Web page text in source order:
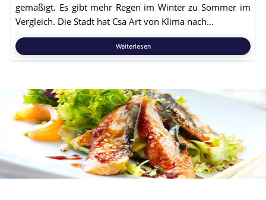
gemäßigt. Es gibt mehr Regen im Winter zu Sommer im
Vergleich. Die Stadt hat Csa Art von Klima nach...
Weiterlesen